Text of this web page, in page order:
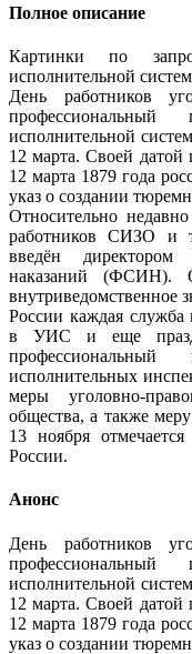
Полное описание
Картинки по
исполнительной
День работников
профессиональный
исполнительной
12 марта. Своей датой
12 марта 1879 года
указ о создании
Относительно
работников СИЗО и
введён директором
наказаний (ФСИН).
внутриведомственное
России каждая
в УИС и еще
исполнительных
меры уголовно-
общества, а также
13 ноября
России.
Анонс
День работников
профессиональный
исполнительной
12 марта. Своей датой
12 марта 1879 года
указ о создании